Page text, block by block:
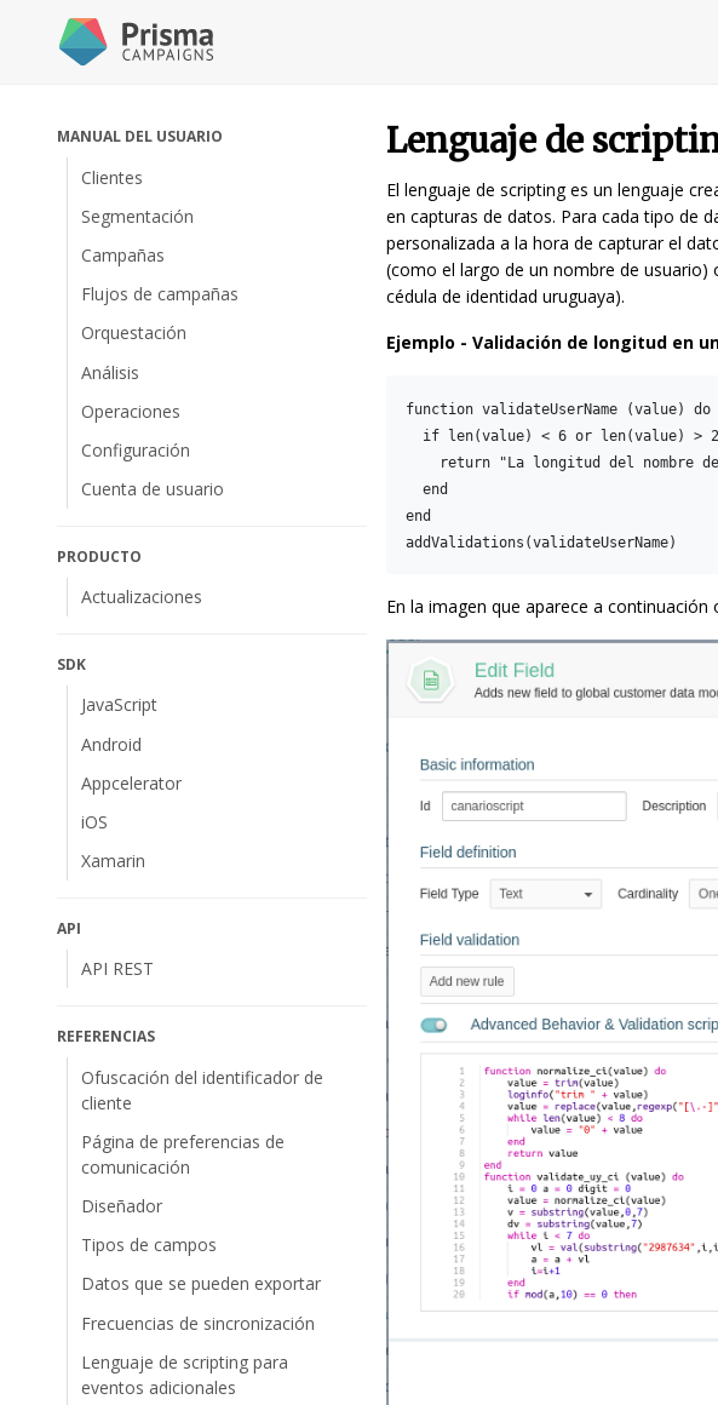
MANUAL DEL USUARIO
Clientes
Segmentación
Campañas
Flujos de campañas
Orquestación
Análisis
Operaciones
Configuración
Cuenta de usuario
PRODUCTO
Actualizaciones
SDK
JavaScript
Android
Appcelerator
iOS
Xamarin
API
API REST
REFERENCIAS
Ofuscación del identificador de
cliente
Página de preferencias de
comunicación
Diseñador
Tipos de campos
Datos que se pueden exportar
Frecuencias de sincronización
Lenguaje de scripting para
eventos adicionales
Lenguaje de
El lenguaje de scripting es un lenguaje
en capturas de datos. Para cada tipo de
personalizada a la hora de capturar el
(como el largo de un nombre de
cédula de identidad uruguaya).
Ejemplo - Validación de longitud en
function validateUserName (value) do
if len(value) < 6 or len(value) >
return "La longitud del nombre
  end
end
En la imagen que aparece a